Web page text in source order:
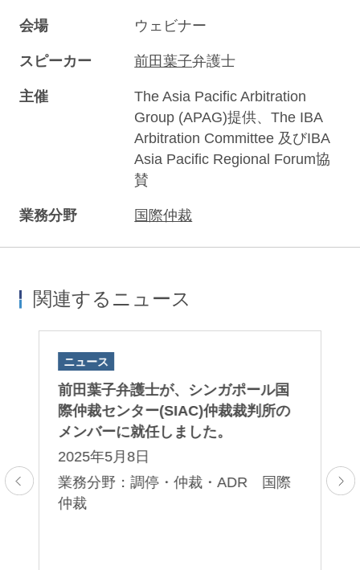
会場 ウェビナー
スピーカー 前田葉子弁護士
主催
The Asia Pacific Arbitration
Group (APAG)提供、The IBA
Arbitration Committee 及びIBA
Asia Pacific Regional Forum協
賛
業務分野 国際仲裁
関連するニュース
ニュース
前田葉子弁護士が、シンガポール国
際仲裁センター(SIAC)仲裁裁判所の
メンバーに就任しました。
2025年5月8日
業務分野：調停・仲裁・ADR 国際
仲裁